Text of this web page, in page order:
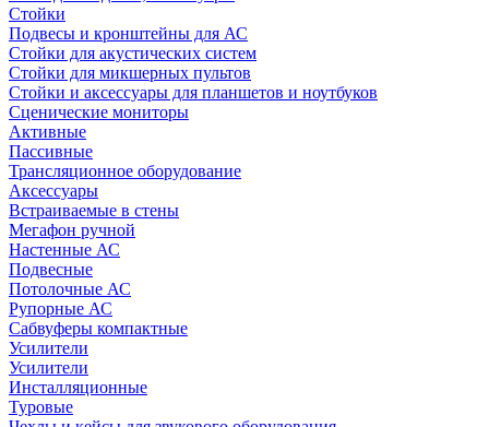
Стойки
Подвесы и кронштейны для АС
Стойки для акустических систем
Стойки для микшерных пультов
Стойки и аксессуары для планшетов и ноутбуков
Сценические мониторы
Активные
Пассивные
Трансляционное оборудование
Аксессуары
Встраиваемые в стены
Мегафон ручной
Настенные АС
Подвесные
Потолочные АС
Рупорные АС
Сабвуферы компактные
Усилители
Усилители
Инсталляционные
Туровые